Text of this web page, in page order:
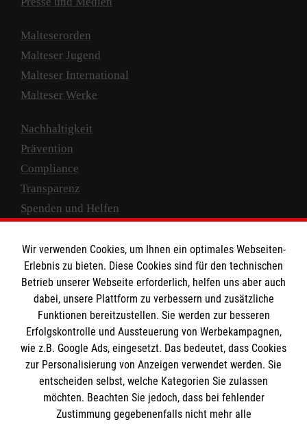
Malteserorden
Malteser Jugend
Malteser International
Malteser Werke
Nachhaltigkeit
Prävention
Compliance
Transparenz
Spenden und Helfen
Empfänger: Malteser Hilfsdienst e.V.
IBAN: DE10 3706 0120 1201 2000 12
BIC: GENODED 1PA7
Wir verwenden Cookies, um Ihnen ein optimales Webseiten-
Erlebnis zu bieten. Diese Cookies sind für den technischen
Betrieb unserer Webseite erforderlich, helfen uns aber auch
dabei, unsere Plattform zu verbessern und zusätzliche
Funktionen bereitzustellen. Sie werden zur besseren
Erfolgskontrolle und Aussteuerung von Werbekampagnen,
wie z.B. Google Ads, eingesetzt. Das bedeutet, dass Cookies
zur Personalisierung von Anzeigen verwendet werden. Sie
entscheiden selbst, welche Kategorien Sie zulassen
möchten. Beachten Sie jedoch, dass bei fehlender
Zustimmung gegebenenfalls nicht mehr alle